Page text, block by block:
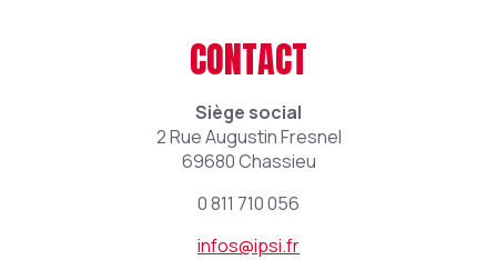
CONTACT
Siège social
2 Rue Augustin Fresnel
69680 Chassieu
0 811 710 056
infos@ipsi.fr